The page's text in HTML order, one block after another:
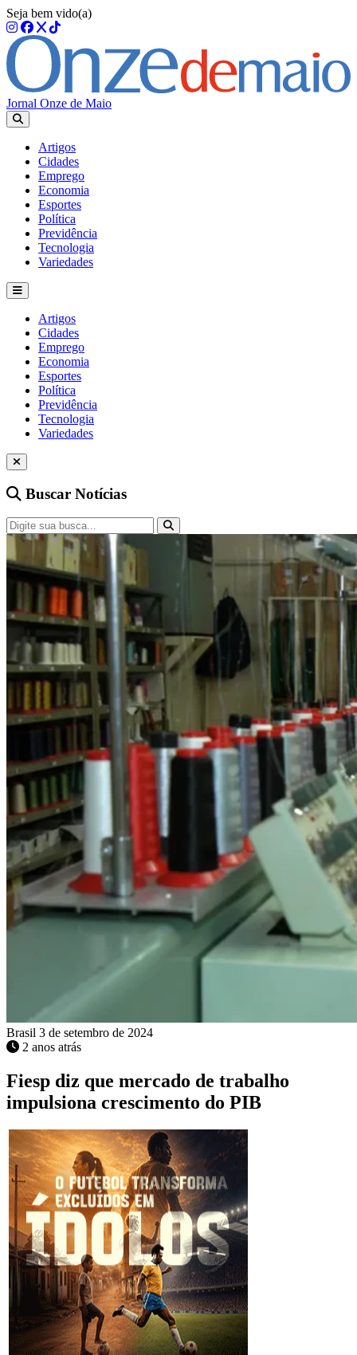
Seja bem vido(a)
Jornal Onze de Maio
Artigos
Cidades
Emprego
Economia
Esportes
Política
Previdência
Tecnologia
Variedades
Artigos
Cidades
Emprego
Economia
Esportes
Política
Previdência
Tecnologia
Variedades
Buscar Notícias
Brasil 3 de setembro de 2024
2 anos atrás
Fiesp diz que mercado de trabalho
impulsiona crescimento do PIB